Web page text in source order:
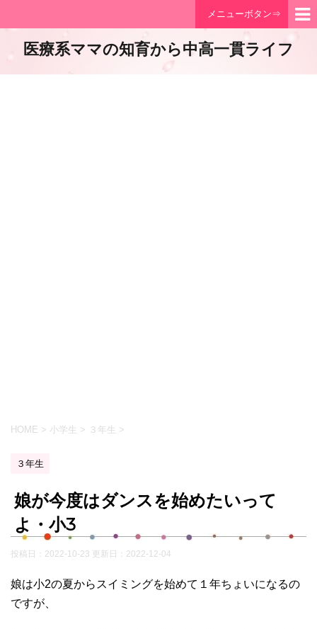
メニューボタン⇒
医療系ママの知育から中高一貫ライフ
HOME > 小学生 > ３年生 >
３年生
娘が今度はダンスを始めたいって
よ・小3
投稿日：2022-10-23 更新日： 2022-12-04
娘は小2の夏からスイミングを始めて１年ちょいになるの
ですが、